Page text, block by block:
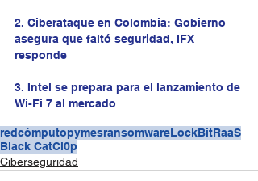
2. Ciberataque en Colombia: Gobierno
asegura que faltó seguridad, IFX
responde
3. Intel se prepara para el lanzamiento de
Wi-Fi 7 al mercado
redcómputopymesransomwareLockBitRaaS
Black CatCl0p
Ciberseguridad